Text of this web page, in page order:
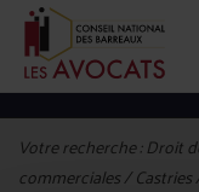
Votre recherche :Droit
commerciales / Castries